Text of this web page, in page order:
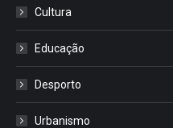
Cultura
Educação
Desporto
Urbanismo